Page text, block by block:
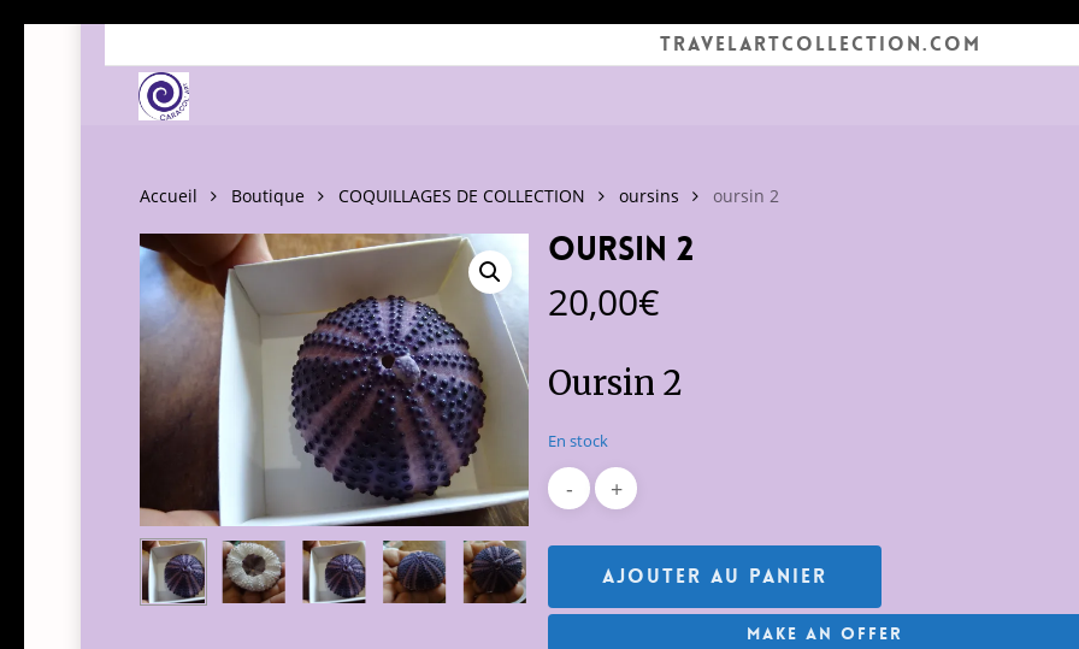
TRAVELARTCOLLECTION.COM
Accueil Boutique COQUILLAGES DE COLLECTION oursins oursin 2
oursin 2
20,00€
Oursin 2
En stock
Ajouter Au Panier
Make An Offer